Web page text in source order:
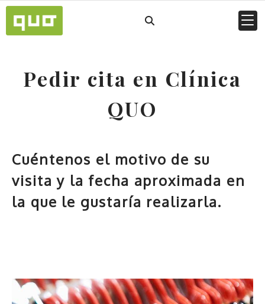
Pedir cita en Clínica
QUO
Cuéntenos el motivo de su
visita y la fecha aproximada en
la que le gustaría realizarla.